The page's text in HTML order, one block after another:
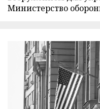
Министерство